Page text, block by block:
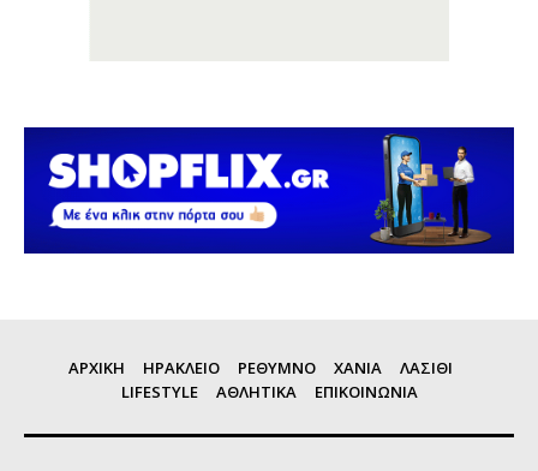
ΑΡΧΙΚΗ ΗΡΑΚΛΕΙΟ ΡΕΘΥΜΝΟ ΧΑΝΙΑ
ΛΑΣΙΘΙ
LIFESTYLE
ΑΘΛΗΤΙΚΑ ΕΠΙΚΟΙΝΩΝΙΑ